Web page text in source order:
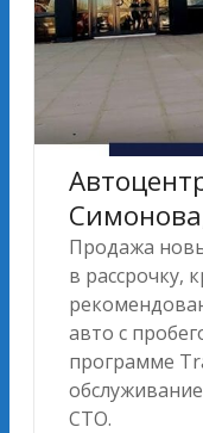
Продажа
в рассрочку,
авто с
программе
СТО.